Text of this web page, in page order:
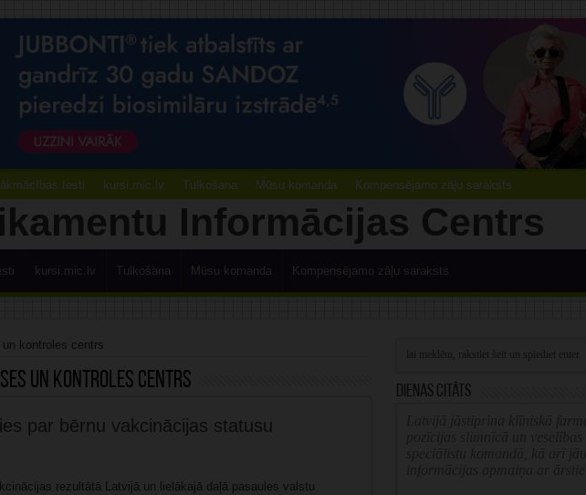
testi kursi.mic.lv Tulkošana Mūsu komanda Kompensējamo zāļu saraksts
kursi.mic.lv Tulkošana Mūsu komanda Kompensējamo zāļu saraksts
kontroles centrs
un kontroles centrs
par bērnu vakcinācijas statusu
rezultātā Latvijā un lielākajā daļā pasaules valstu
Dienas citāts